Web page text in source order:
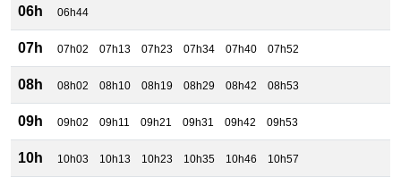
06h 06h44
07h 07h02 07h13 07h23 07h34 07h40 07h52
08h 08h02 08h10 08h19 08h29 08h42 08h53
09h 09h02 09h11 09h21 09h31 09h42 09h53
10h 10h03 10h13 10h23 10h35 10h46 10h57